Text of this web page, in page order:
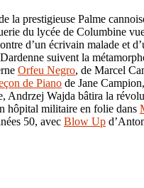
la prestigieuse Palme
du lycée de Columbine
d’un écrivain malade et
suivent la
Orfeu Negro, de Marcel
de Piano de Jane
Andrzej Wajda bâtira la
hôpital militaire en folie dans
50, avec Blow Up